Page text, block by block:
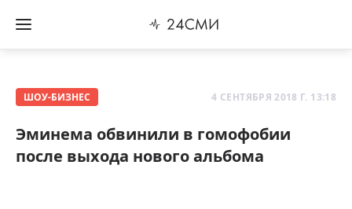
ШОУ-БИЗНЕС 4 СЕНТЯБРЯ 2018 Г. 13:18
Эминема обвинили в гомофобии
после выхода нового альбома